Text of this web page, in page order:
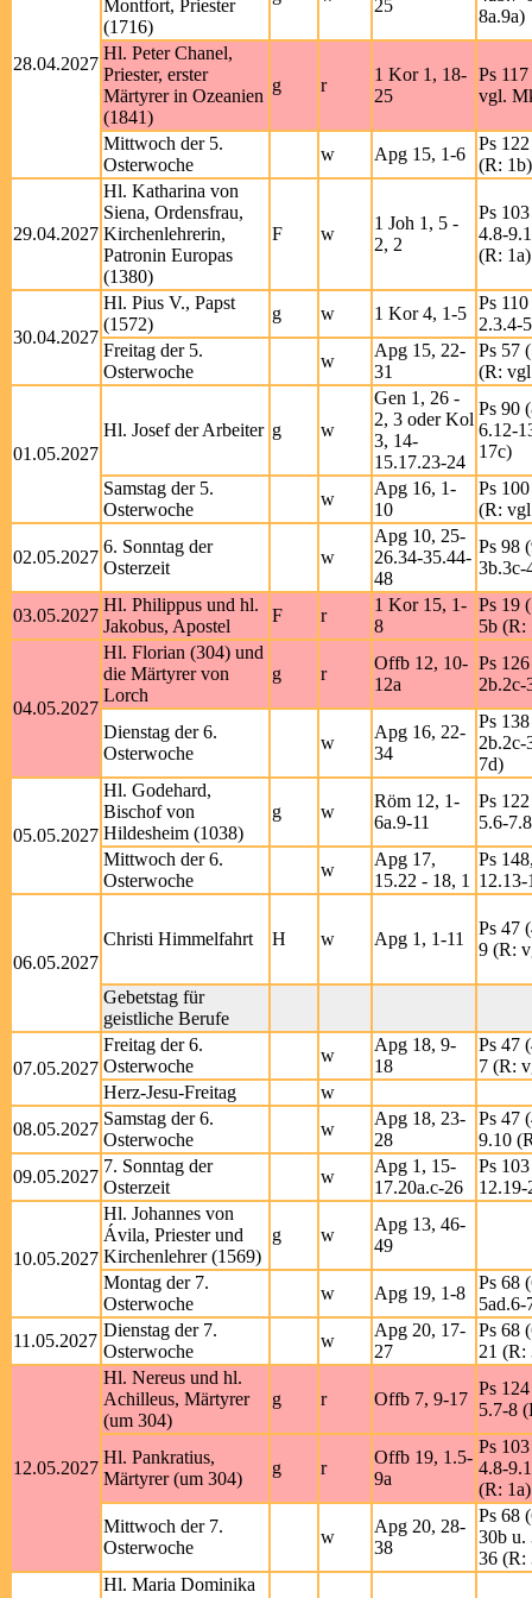
28.04.2027
Montfort, Priester
(1716)
25
8a.9a)
Hl. Peter Chanel,
Priester, erster
Märtyrer in Ozeanien
(1841)
g r
1 Kor 1, 18-
25
Ps
vgl.
Mittwoch der 5.
Osterwoche
w Apg 15, 1-6
Ps
(R: 1b)
29.04.2027
Hl. Katharina von
Siena, Ordensfrau,
Kirchenlehrerin,
Patronin Europas
(1380)
F w
1 Joh 1, 5 -
2, 2
Ps
4.8-
(R: 1a)
30.04.2027
Hl. Pius V., Papst
(1572)
g w 1 Kor 4, 1-5
Ps
2.3.4-
Freitag der 5.
Osterwoche
w
Apg 15, 22-
31
Ps 57
(R:
01.05.2027
Hl. Josef der Arbeiter g w
Gen 1, 26 -
2, 3 oder Kol
3, 14-
15.17.23-24
Ps 90
6.12-
17c)
Samstag der 5.
Osterwoche
w
Apg 16, 1-
10
Ps
(R:
02.05.2027
6. Sonntag der
Osterzeit
w
Apg 10, 25-
26.34-35.44-
48
Ps 98
3b.3c-
03.05.2027
Hl. Philippus und hl.
Jakobus, Apostel
F r
1 Kor 15, 1-
8
Ps 19
5b (R:
04.05.2027
Hl. Florian (304) und
die Märtyrer von
Lorch
g r
Offb 12, 10-
12a
Ps
2b.2c-
Dienstag der 6.
Osterwoche
w
Apg 16, 22-
34
Ps
2b.2c-
7d)
05.05.2027
Hl. Godehard,
Bischof von
Hildesheim (1038)
g w
Röm 12, 1-
6a.9-11
Ps
5.6-
Mittwoch der 6.
Osterwoche
w
Apg 17,
15.22 - 18, 1
Ps
12.13-
06.05.2027
Christi Himmelfahrt H w Apg 1, 1-11
Ps 47
9 (R:
Gebetstag für
geistliche Berufe
07.05.2027
Freitag der 6.
Osterwoche
w
Apg 18, 9-
18
Ps 47
7 (R:
Herz-Jesu-Freitag
w
08.05.2027
Samstag der 6.
Osterwoche
w
Apg 18, 23-
28
Ps 47
9.10
09.05.2027
7. Sonntag der
Osterzeit
w
Apg 1, 15-
17.20a.c-26
Ps
12.19-
10.05.2027
Hl. Johannes von
Ávila, Priester und
Kirchenlehrer (1569)
g w
Apg 13, 46-
49
Montag der 7.
Osterwoche
w Apg 19, 1-8
Ps 68
5ad.6-
11.05.2027
Dienstag der 7.
Osterwoche
w
Apg 20, 17-
27
Ps 68
21 (R:
12.05.2027
Hl. Nereus und hl.
Achilleus, Märtyrer
(um 304)
g r Offb 7, 9-17
Ps
5.7-8
Hl. Pankratius,
Märtyrer (um 304)
g r
Offb 19, 1.5-
9a
Ps
4.8-
(R: 1a)
Mittwoch der 7.
Osterwoche
w
Apg 20, 28-
38
Ps 68
30b u.
36 (R:
Hl. Maria Dominika